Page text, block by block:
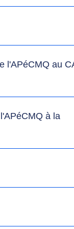
l'APéCMQ au
à la